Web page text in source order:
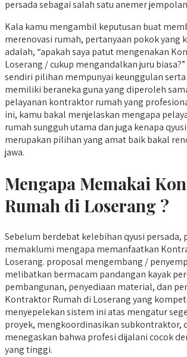
persada sebagai salah satu anemer
Kala kamu mengambil keputusan buat
merenovasi rumah, pertanyaan pokok yang
adalah, “apakah saya patut mengenakan
Loserang / cukup mengandalkan juru
sendiri pilihan mempunyai keunggulan
memiliki beraneka guna yang diperoleh
pelayanan kontraktor rumah yang
ini, kamu bakal menjelaskan mengapa
rumah sungguh utama dan juga kenapa
merupakan pilihan yang amat baik bakal
jawa.
Mengapa Memakai
Rumah di Loserang ?
Sebelum berdebat kelebihan qyusi persada,
memaklumi mengapa memanfaatkan
Loserang. proposal mengembang /
melibatkan bermacam pandangan kayak
pembangunan, penyediaan material, dan
Kontraktor Rumah di Loserang yang
menyepelekan sistem ini atas mengatur
proyek, mengkoordinasikan subkontraktor,
menegaskan bahwa profesi dijalani cocok
yang tinggi.